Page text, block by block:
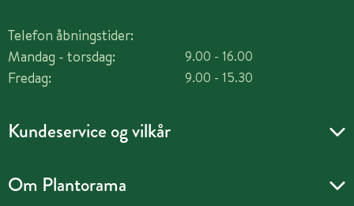
Telefon åbningstider:
Mandag - torsdag:
Fredag:
9.00 - 16.00
9.00 - 15.30
Kundeservice og vilkår
Om Plantorama